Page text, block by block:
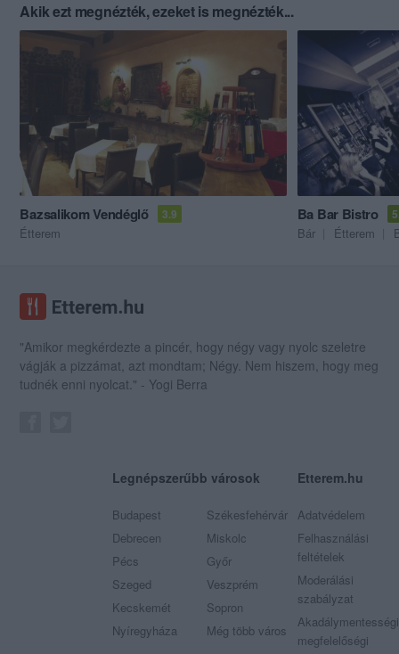
Akik ezt megnézték, ezeket is megnézték...
Bazsalikom Vendéglő 3.9
Étterem
Ba Bar Bistro
Bár Étterem
"Amikor megkérdezte a pincér, hogy négy vagy nyolc szeletre
vágják a pizzámat, azt mondtam; Négy. Nem hiszem, hogy meg
tudnék enni nyolcat." - Yogi Berra
Legnépszerűbb városok
Budapest
Debrecen
Pécs
Szeged
Kecskemét
Nyíregyháza
Székesfehérvár
Miskolc
Győr
Veszprém
Sopron
Még több város
Etterem.hu
Adatvédelem
Felhasználási
feltételek
Moderálási
szabályzat
Akadálymentességi
megfelelőségi